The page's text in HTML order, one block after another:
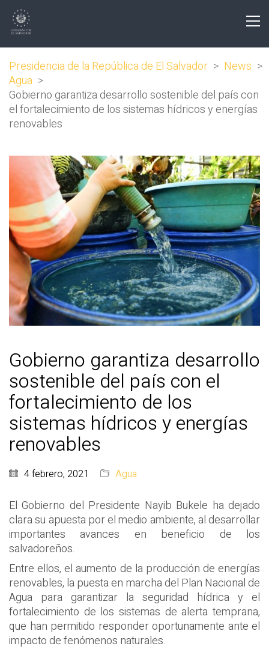
Presidencia de la República de El Salvador > News >
Agua >
Gobierno garantiza desarrollo sostenible del país con
el fortalecimiento de los sistemas hídricos y energías
renovables
Gobierno garantiza desarrollo
sostenible del país con el
fortalecimiento de los
sistemas hídricos y energías
renovables
4 febrero, 2021 Agua
El Gobierno del Presidente Nayib Bukele ha dejado
clara su apuesta por el medio ambiente, al desarrollar
importantes avances en beneficio de los
salvadoreños.
Entre ellos, el aumento de la producción de energías
renovables, la puesta en marcha del Plan Nacional de
Agua para garantizar la seguridad hídrica y el
fortalecimiento de los sistemas de alerta temprana,
que han permitido responder oportunamente ante el
impacto de fenómenos naturales.